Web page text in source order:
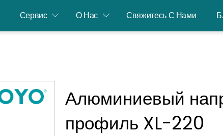
Сервис О Нас Свяжитесь С Нами
Алюминиевый
профиль XL-220